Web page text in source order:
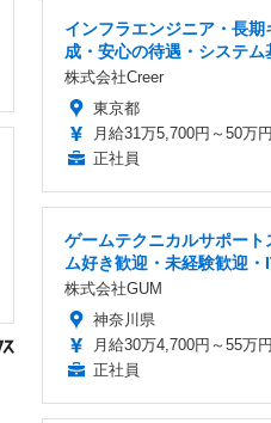
インフラエンジニア・長期
成・安心の待遇・システム
株式会社Creer
東京都
月給31万5,700円～50万円
正社員
ゲームテクニカルサポート
ム好き歓迎・未経験歓迎・
株式会社GUM
神奈川県
月給30万4,700円～55万円
正社員